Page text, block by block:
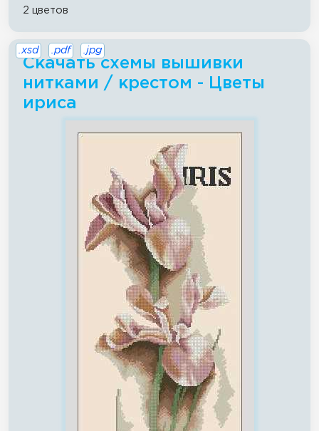
2 цветов
Скачать схемы вышивки
нитками / крестом - Цветы
ириса
.xsd .pdf .jpg